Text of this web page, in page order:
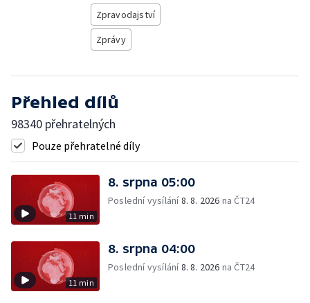
Zpravodajství
Zprávy
Přehled dílů
98340 přehratelných
Pouze přehratelné díly
11 min
8. srpna 05:00
Poslední vysílání8. 8. 2026 na ČT24
11 min
8. srpna 04:00
Poslední vysílání8. 8. 2026 na ČT24